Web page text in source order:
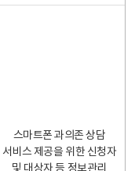
스마트폰 과의존 상담
서비스 제공을 위한 신청자